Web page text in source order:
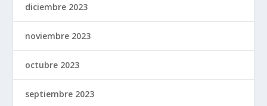
diciembre 2023
noviembre 2023
octubre 2023
septiembre 2023